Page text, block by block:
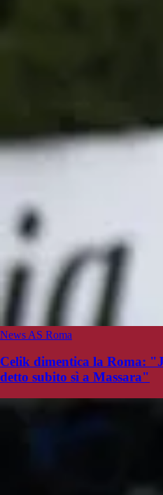
News AS Roma
Celik dimentica la Roma:
detto subito sì a Massara"